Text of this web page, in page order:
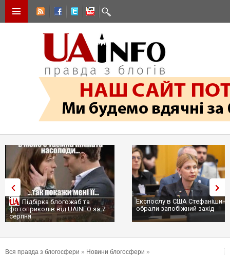
Підбірка блогожаб та
фотоприколів від UAINFO за 7
серпня
Експослу в США
обрали запобіжний захід
Вся правда з блогосфери » Новини блогосфери »